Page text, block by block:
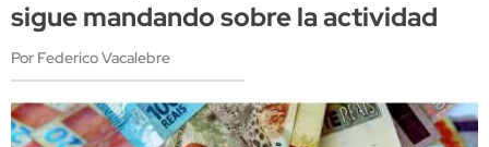
sigue mandando sobre la actividad
Por Federico Vacalebre